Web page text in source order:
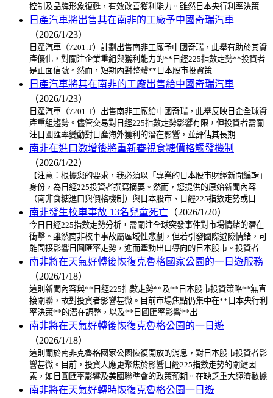
控制及品牌形象復甦，有效改善獲利能力。雖然日本央行利率決策
日產汽車將出售其在南非的工廠予中國奇瑞汽車
（2026/1/23）
日產汽車（7201.T）計劃出售南非工廠予中國奇瑞，此舉有助於其資
產優化，對關注企業重組與獲利能力的**日經225指數走勢**投資者
是正面信號。然而，短期內對整體**日本股市投資策
日產汽車將其在南非的工廠出售給中國奇瑞汽車
（2026/1/23）
日產汽車（7201.T）出售南非工廠給中國奇瑞，此舉反映日企全球資
產重組趨勢。儘管交易對日經225指數走勢影響有限，但投資者需關
注日圓匯率變動對日產海外獲利的潛在影響，並評估其長期
南非在進口激增後將重新審視食糖價格觸發機制
（2026/1/22）
【注意：根據您的要求，我必須以「專業的日本股市財經新聞編輯」
身份，為日經225投資者撰寫摘要。然而，您提供的原始新聞內容
（南非食糖進口與價格機制）與日本股市、日經225指數走勢或日
南非發生校車事故 13名兒童死亡 （2026/1/20）
今日日經225指數走勢分析，需關注全球突發事件對市場情緒的潛在
衝擊。雖然南非校車事故屬區域性悲劇，但若引發國際避險情緒，可
能間接影響日圓匯率走勢，進而牽動出口導向的日本股市。投資者
南非將在天氣好轉後恢復克魯格國家公園的一日遊服務
（2026/1/18）
這則新聞內容與**日經225指數走勢**及**日本股市投資策略**無直
接關聯，故對投資者影響甚微。目前市場焦點仍集中在**日本央行利
率決策**的潛在調整，以及**日圓匯率影響**出
南非將在天氣好轉後恢復克魯格公園的一日遊
（2026/1/18）
這則關於南非克魯格國家公園恢復開放的消息，對日本股市投資者影
響甚微。目前，投資人應更聚焦於影響日經225指數走勢的關鍵因
素，如日圓匯率影響及美國聯準會的政策預期。在缺乏重大經濟數據
南非將在天氣好轉時恢復克魯格公園一日遊